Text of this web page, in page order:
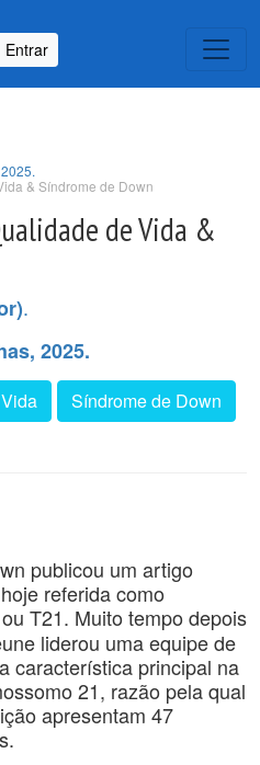
Entrar
& Síndrome de Down
de Vida &
.
2025.
Síndrome de Down
publicou um artigo
referida como
ou T21. Muito tempo depois
liderou uma equipe de
característica principal na
21, razão pela qual
apresentam 47